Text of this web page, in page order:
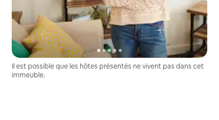
Il est possible que les hôtes présentés ne vivent pas dans cet
immeuble.